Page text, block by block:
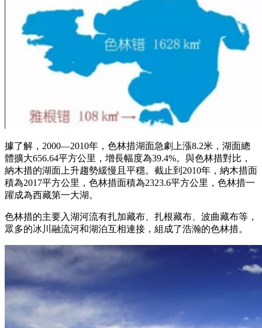
據了解，2000—2010年，色林措湖面急劇上漲8.2米，湖面總
體擴大656.64平方公里，增長幅度為39.4%。與色林措對比，
納木措的湖面上升趨勢緩慢且平穩。截止到2010年，納木措面
積為2017平方公里，色林措面積為2323.6平方公里，色林措一
躍成為西藏第一大湖。
色林措的主要入湖河流有扎加藏布、扎根藏布、波曲藏布等，
眾多的冰川融流河和湖泊互相連接，組成了浩瀚的色林措。